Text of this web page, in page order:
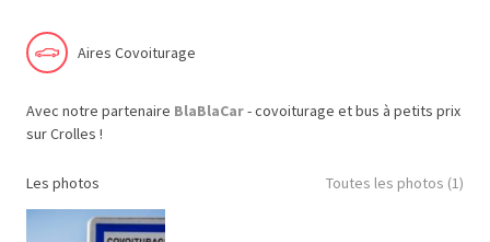
Aires Covoiturage
Avec notre partenaire BlaBlaCar- covoiturage et bus à petits prix
sur Crolles !
Les photos Toutes les photos (1)